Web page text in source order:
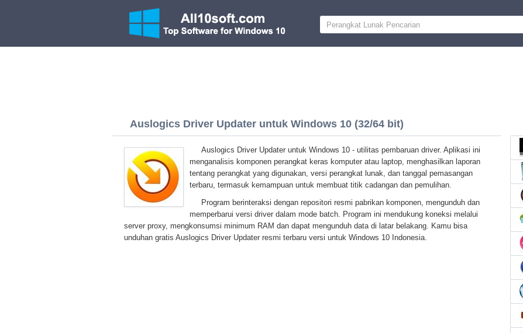
Auslogics Driver Updater untuk Windows 10 (32/64 bit)
Auslogics Driver Updater untuk Windows 10 - utilitas pembaruan driver. Aplikasi ini
menganalisis komponen perangkat keras komputer atau laptop, menghasilkan laporan
tentang perangkat yang digunakan, versi perangkat lunak, dan tanggal pemasangan
terbaru, termasuk kemampuan untuk membuat titik cadangan dan pemulihan.
Program berinteraksi dengan repositori resmi pabrikan komponen, mengunduh dan
memperbarui versi driver dalam mode batch. Program ini mendukung koneksi melalui
server proxy, mengkonsumsi minimum RAM dan dapat mengunduh data di latar belakang. Kamu bisa
unduhan gratis Auslogics Driver Updater resmi terbaru versi untuk Windows 10 Indonesia.